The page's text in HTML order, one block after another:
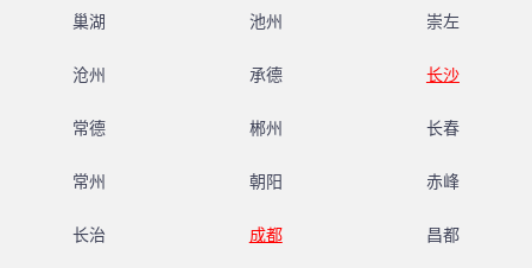
巢湖 池州 崇左
沧州 承德 长沙
常德 郴州 长春
常州 朝阳 赤峰
长治 成都 昌都